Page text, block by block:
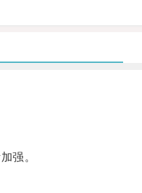
强。